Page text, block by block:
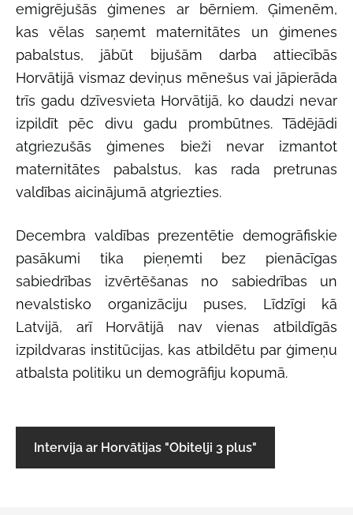
emigrējušās ģimenes ar bērniem. Ģimenēm,
kas vēlas saņemt maternitātes un ģimenes
pabalstus, jābūt bijušām darba attiecībās
Horvātijā vismaz deviņus mēnešus vai jāpierāda
trīs gadu dzīvesvieta Horvātijā, ko daudzi nevar
izpildīt pēc divu gadu prombūtnes. Tādējādi
atgriezušās ģimenes bieži nevar izmantot
maternitātes pabalstus, kas rada pretrunas
valdības aicinājumā atgriezties.
Decembra valdības prezentētie demogrāfiskie
pasākumi tika pieņemti bez pienācīgas
sabiedrības izvērtēšanas no sabiedrības un
nevalstisko organizāciju puses, Līdzīgi kā
Latvijā, arī Horvātijā nav vienas atbildīgās
izpildvaras institūcijas, kas atbildētu par ģimeņu
atbalsta politiku un demogrāfiju kopumā.
Intervija ar Horvātijas "Obitelji 3 plus"